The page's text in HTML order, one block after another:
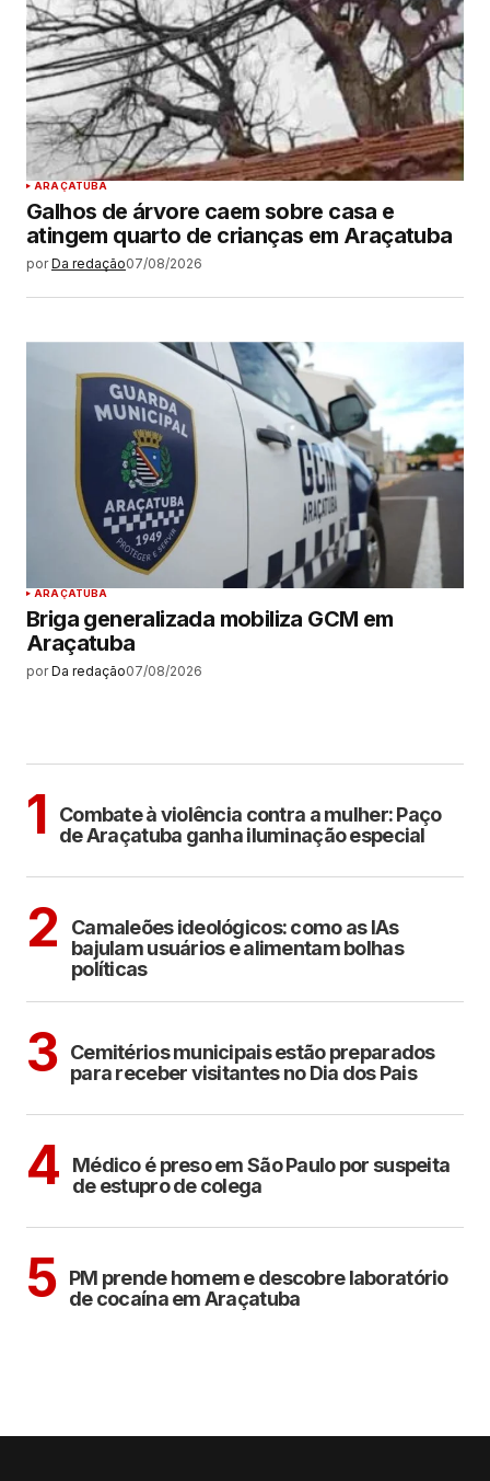
ARAÇATUBA
Galhos de árvore caem sobre casa e
atingem quarto de crianças em Araçatuba
por Da redação07/08/2026
ARAÇATUBA
Briga generalizada mobiliza GCM em
Araçatuba
por Da redação07/08/2026
1
Combate à violência contra a mulher: Paço
de Araçatuba ganha iluminação especial
2
Camaleões ideológicos: como as IAs
bajulam usuários e alimentam bolhas
políticas
3 Cemitérios municipais estão preparados
para receber visitantes no Dia dos Pais
4
Médico é preso em São Paulo por suspeita
de estupro de colega
5 PM prende homem e descobre laboratório
de cocaína em Araçatuba